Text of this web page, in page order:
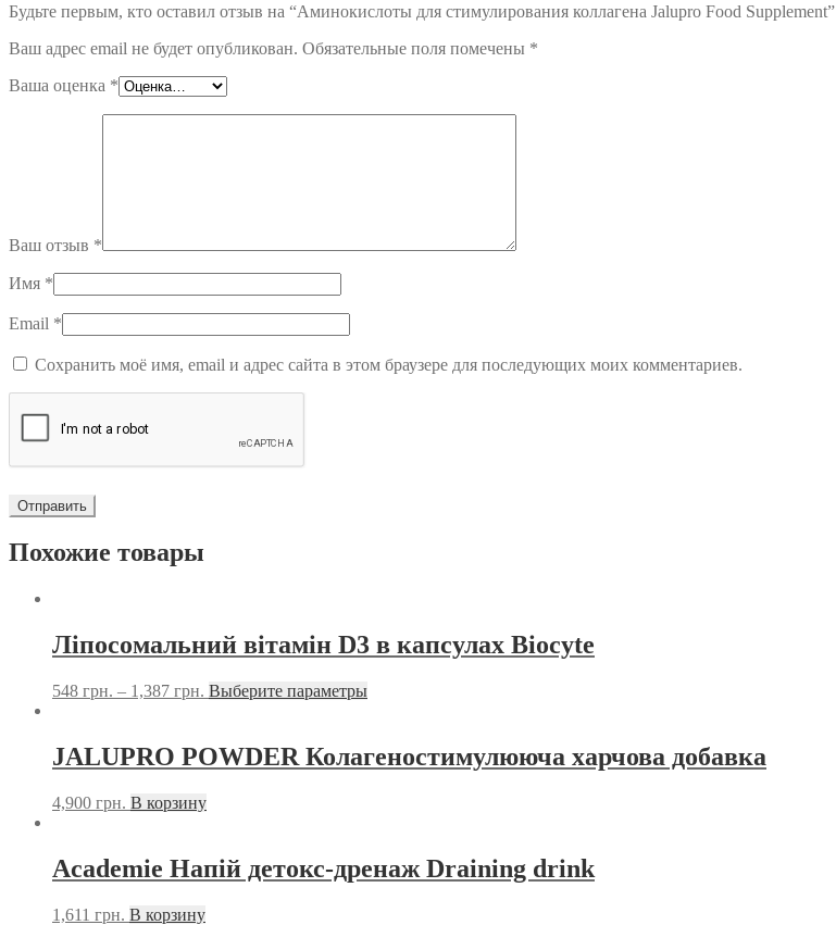
Будьте первым, кто оставил отзыв на “Аминокислоты для стимулирования коллагена Jalupro Food Supplement”
Ваш адрес email не будет опубликован. Обязательные поля помечены *
Ваша оценка *
Ваш отзыв *
Имя *
Email *
Сохранить моё имя, email и адрес сайта в этом браузере для последующих моих комментариев.
Похожие товары
Ліпосомальний вітамін D3 в капсулах Biocyte
548 грн. – 1,387 грн. Выберите параметры
JALUPRO POWDER Колагеностимулююча харчова добавка
4,900 грн. В корзину
Academie Напій детокс-дренаж Draining drink
1,611 грн. В корзину